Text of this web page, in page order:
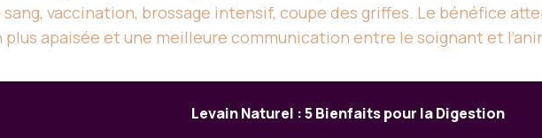
vaccination, brossage intensif, coupe des griffes. Le bénéfice
apaisée et une meilleure communication entre le soignant et
Levain Naturel : 5 Bienfaits pour la Digestion